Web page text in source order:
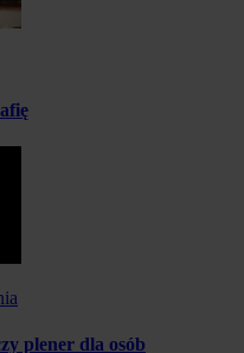
plener dla osób